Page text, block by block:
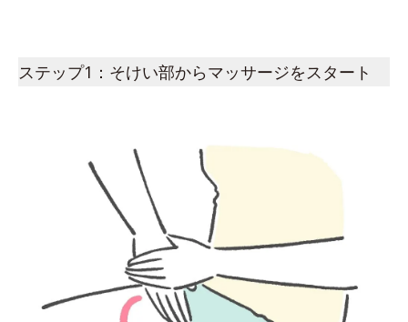
ステップ1：そけい部からマッサージをスタート